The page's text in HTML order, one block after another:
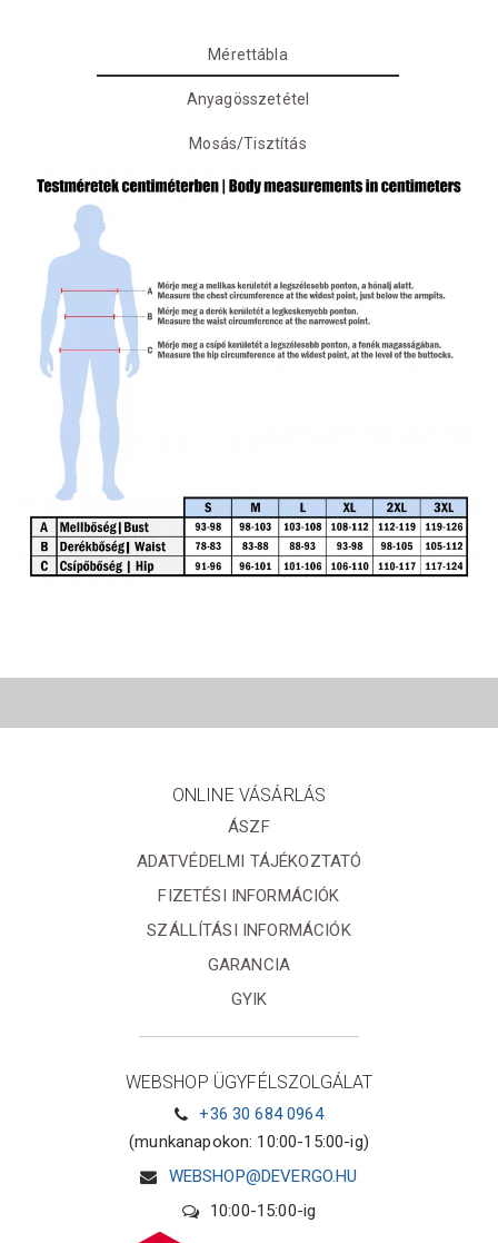
Mérettábla
Anyagösszetétel
Mosás/Tisztítás
ONLINE VÁSÁRLÁS
ÁSZF
ADATVÉDELMI TÁJÉKOZTATÓ
FIZETÉSI INFORMÁCIÓK
SZÁLLÍTÁSI INFORMÁCIÓK
GARANCIA
GYIK
WEBSHOP ÜGYFÉLSZOLGÁLAT
+36 30 684 0964
(munkanapokon: 10:00-15:00-ig)
WEBSHOP@DEVERGO.HU
10:00-15:00-ig